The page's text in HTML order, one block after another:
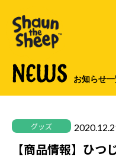
NEWS お知らせ
グッズ
【商品情報】ひ